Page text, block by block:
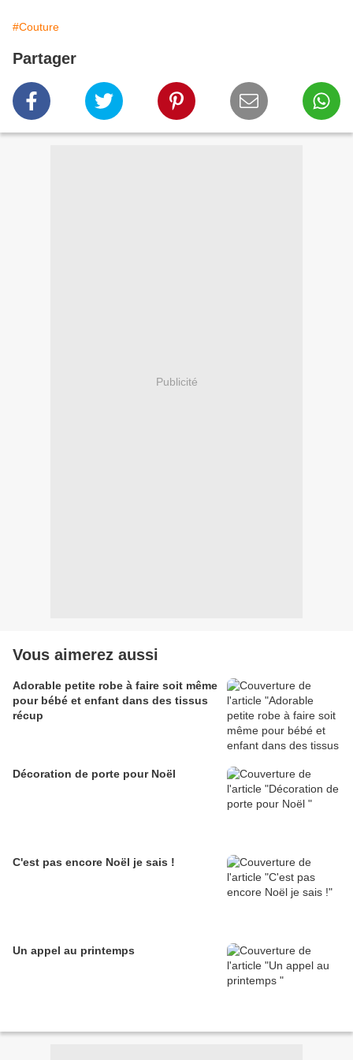
#Couture
Partager
Publicité
Vous aimerez aussi
Adorable petite robe à faire soit même
pour bébé et enfant dans des tissus
récup
Décoration de porte pour Noël
C'est pas encore Noël je sais !
Un appel au printemps